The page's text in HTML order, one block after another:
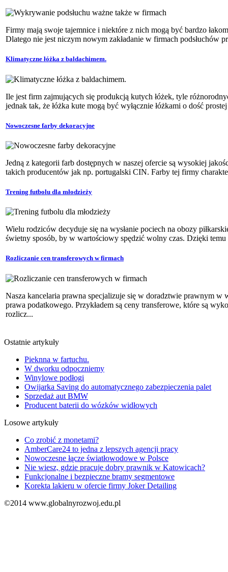
Firmy mają swoje tajemnice i niektóre z nich mogą być bardzo
Dlatego nie jest niczym nowym zakładanie w firmach podsłuchów
Klimatyczne łóżka z baldachimem.
Ile jest firm zajmujących się produkcją kutych łóżek, tyle
jednak tak, że łóżka kute mogą być wyłącznie łóżkami o dość
Nowoczesne farby dekoracyjne
Jedną z kategorii farb dostępnych w naszej ofercie są wysokiej
takich producentów jak np. portugalski CIN. Farby tej firmy
Trening futbolu dla młodzieży
Wielu rodziców decyduje się na wysłanie pociech na obozy
świetny sposób, by w wartościowy spędzić wolny czas. Dzięki
Rozliczanie cen transferowych w firmach
Nasza kancelaria prawna specjalizuje się w doradztwie prawnym w
prawa podatkowego. Przykładem są ceny transferowe, które są
rozlicz...
Ostatnie artykuły
Pieknna w fartuchu.
W dworku odpoczniemy
Winylowe podłogi
Owijarka Saving do automatycznego zabezpieczenia palet
Sprzedaż aut BMW
Producent baterii do wózków widłowych
Losowe artykuły
Co zrobić z monetami?
AmberCare24 to jedna z lepszych agencji pracy
Nowoczesne łącze światłowodowe w Polsce
Nie wiesz, gdzie pracuje dobry prawnik w Katowicach?
Funkcjonalne i bezpieczne bramy segmentowe
Korekta lakieru w ofercie firmy Joker Detailing
©2014 www.globalnyrozwoj.edu.pl